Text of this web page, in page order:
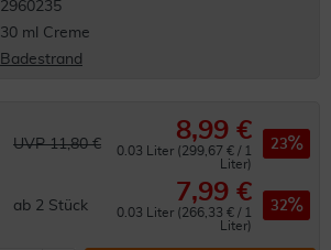
2960235
30 ml Creme
Badestrand
UVP 11,80 € 8,99 €
0.03 Liter (299,67 € / 1
Liter)
23
ab 2 Stück 7,99 €
0.03 Liter (266,33 € / 1
Liter)
32